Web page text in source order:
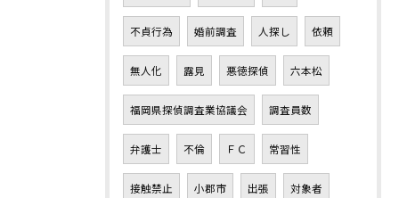
不貞行為 婚前調査 人探し 依頼
無人化 露見 悪徳探偵 六本松
福岡県探偵調査業協議会 調査員数
弁護士 不倫 ＦＣ 常習性
接触禁止 小郡市 出張 対象者